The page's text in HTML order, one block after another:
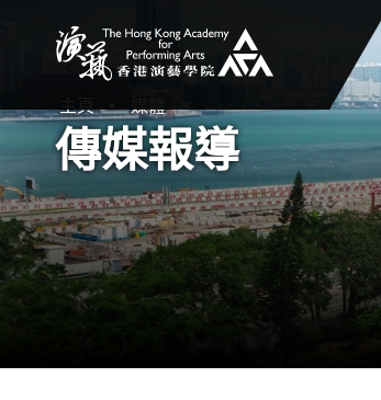
主頁 媒體
傳媒報導